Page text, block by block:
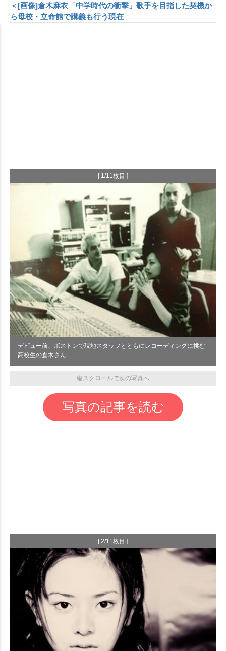
＜[画像]倉木麻衣「中学時代の衝撃」歌手を目指した契機か
ら母校・立命館で講義も行う現在
[ 1/11枚目 ]
デビュー前、ボストンで現地スタッフとともにレコーディングに挑む
高校生の倉木さん
縦スクロールで次の写真へ
写真の記事を読む
[ 2/11枚目 ]